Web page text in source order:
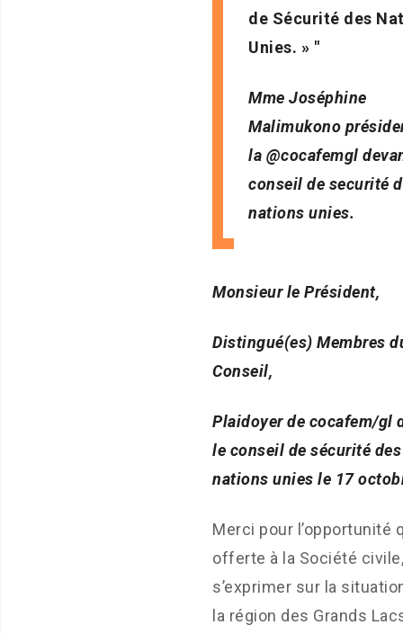
de Sécurité des
Unies. »
Mme Joséphine
Malimukono
la @cocafemgl
conseil de securité
nations unies.
Monsieur le Président,
Distingué(es) Membres
Conseil,
Plaidoyer de cocafem/gl
le conseil de sécurité des
nations unies le 17
Merci pour l’opportunité
offerte à la Société
s’exprimer sur la
la région des Grands